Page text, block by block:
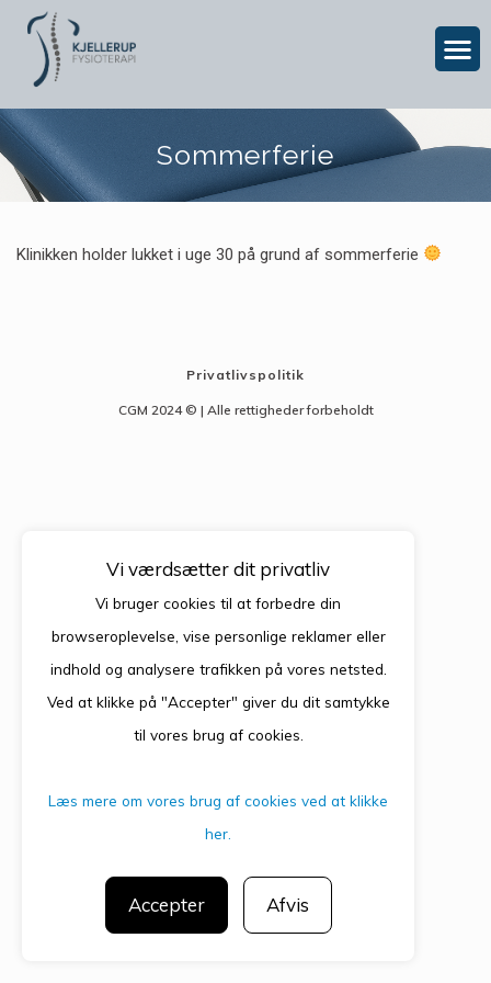
Sommerferie
Klinikken holder lukket i uge 30 på grund af sommerferie
Privatlivspolitik
CGM 2024 ©​ | Alle rettigheder forbeholdt
Vi værdsætter dit privatliv
Vi bruger cookies til at forbedre din
browseroplevelse, vise personlige reklamer eller
indhold og analysere trafikken på vores netsted.
Ved at klikke på "Accepter" giver du dit samtykke
til vores brug af cookies.
Læs mere om vores brug af cookies ved at klikke
her.
Accepter Afvis